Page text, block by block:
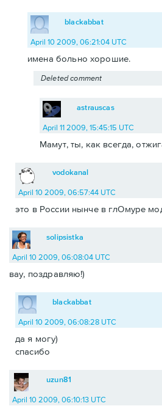
blackabbat
April 10 2009, 06:21:04 UTC
имена больно хорошие.
Deleted comment
astrauscas
April 11 2009, 15:45:15 UTC
Мамут, ты, как всегда,
vodokanal
April 10 2009, 06:57:44 UTC
это в России нынче в глОмуре
solipsistka
April 10 2009, 06:08:04 UTC
вау, поздравляю!)
blackabbat
April 10 2009, 06:08:28 UTC
да я могу)
спасибо
uzun81
April 10 2009, 06:10:13 UTC